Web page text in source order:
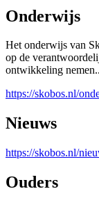
Onderwijs
Het onderwijs van
op de
ontwikkeling
https://skobos.nl/
Nieuws
https://skobos.nl/
Ouders